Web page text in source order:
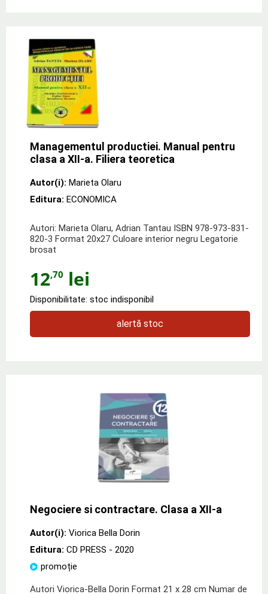
Managementul productiei. Manual pentru
clasa a XII-a. Filiera teoretica
Autor(i): Marieta Olaru
Editura: ECONOMICA
Autori: Marieta Olaru, Adrian Tantau ISBN 978-973-831-
820-3 Format 20x27 Culoare interior negru Legatorie
brosat
12,70 lei
Disponibilitate: stoc indisponibil
alertă stoc
Negociere si contractare. Clasa a XII-a
Autor(i): Viorica Bella Dorin
Editura: CD PRESS - 2020
promoție
Autori Viorica-Bella Dorin Format 21 x 28 cm Numar de